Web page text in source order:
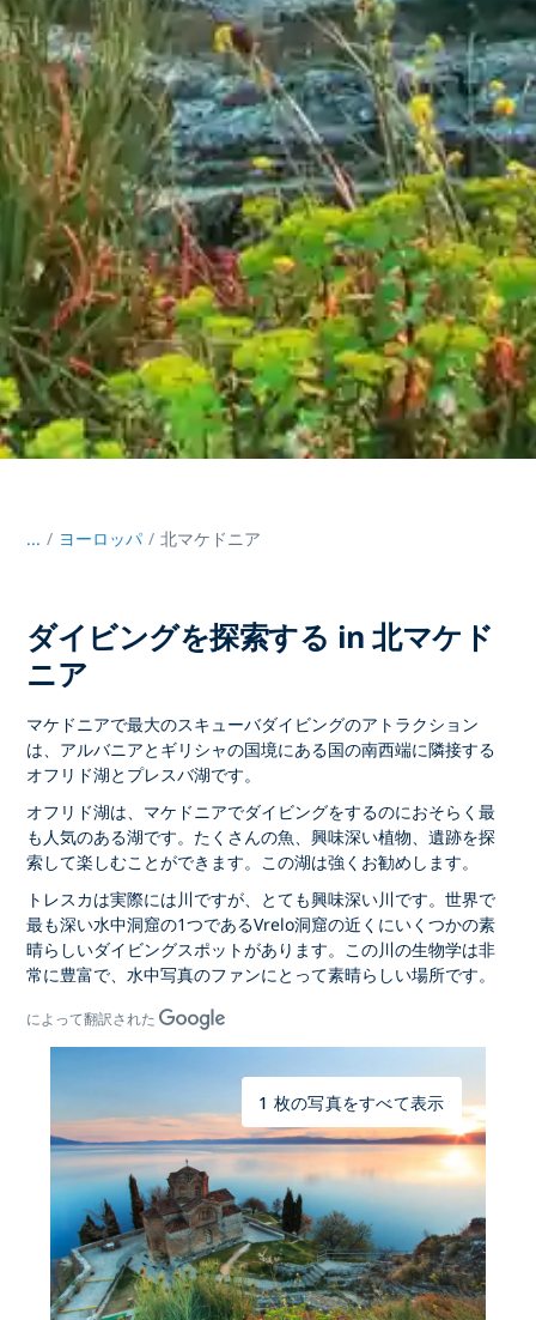
... / ヨーロッパ 北マケドニア
ダイビングを探索する in 北マケド
ニア
マケドニアで最大のスキューバダイビングのアトラクション
は、アルバニアとギリシャの国境にある国の南西端に隣接する
オフリド湖とプレスバ湖です。
オフリド湖は、マケドニアでダイビングをするのにおそらく最
も人気のある湖です。たくさんの魚、興味深い植物、遺跡を探
索して楽しむことができます。この湖は強くお勧めします。
トレスカは実際には川ですが、とても興味深い川です。世界で
最も深い水中洞窟の1つであるVrelo洞窟の近くにいくつかの素
晴らしいダイビングスポットがあります。この川の生物学は非
常に豊富で、水中写真のファンにとって素晴らしい場所です。
によって翻訳された
1 枚の写真をすべて表示